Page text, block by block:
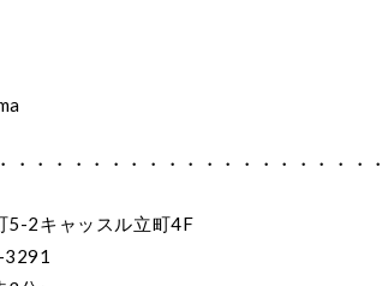
・・・・・・・・・・・・・・・・・・・
5-2キャッスル立町4F